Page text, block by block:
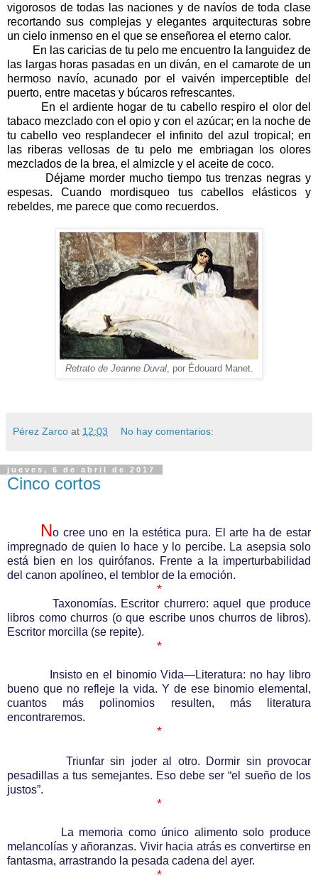
vigorosos de todas las naciones y de navíos de toda clase
recortando sus complejas y elegantes arquitecturas sobre
un cielo inmenso en el que se enseñorea el eterno calor.
En las caricias de tu pelo me encuentro la languidez de
las largas horas pasadas en un diván, en el camarote de un
hermoso navío, acunado por el vaivén imperceptible del
puerto, entre macetas y búcaros refrescantes.
En el ardiente hogar de tu cabello respiro el olor del
tabaco mezclado con el opio y con el azúcar; en la noche de
tu cabello veo resplandecer el infinito del azul tropical; en
las riberas vellosas de tu pelo me embriagan los olores
mezclados de la brea, el almizcle y el aceite de coco.
Déjame morder mucho tiempo tus trenzas negras y
espesas. Cuando mordisqueo tus cabellos elásticos y
rebeldes, me parece que como recuerdos.
Retrato de Jeanne Duval, por Édouard Manet.
Pérez Zarco at 12:03 No hay comentarios:
jueves, 6 de abril de 2017
Cinco cortos
No cree uno en la estética pura. El arte ha de estar
impregnado de quien lo hace y lo percibe. La asepsia solo
está bien en los quirófanos. Frente a la imperturbabilidad
del canon apolíneo, el temblor de la emoción.
*
Taxonomías. Escritor churrero: aquel que produce
libros como churros (o que escribe unos churros de libros).
Escritor morcilla (se repite).
*
Insisto en el binomio Vida—Literatura: no hay libro
bueno que no refleje la vida. Y de ese binomio elemental,
cuantos más polinomios resulten, más literatura
encontraremos.
*
Triunfar sin joder al otro. Dormir sin provocar
pesadillas a tus semejantes. Eso debe ser “el sueño de los
justos”.
*
La memoria como único alimento solo produce
melancolías y añoranzas. Vivir hacia atrás es convertirse en
fantasma, arrastrando la pesada cadena del ayer.
*